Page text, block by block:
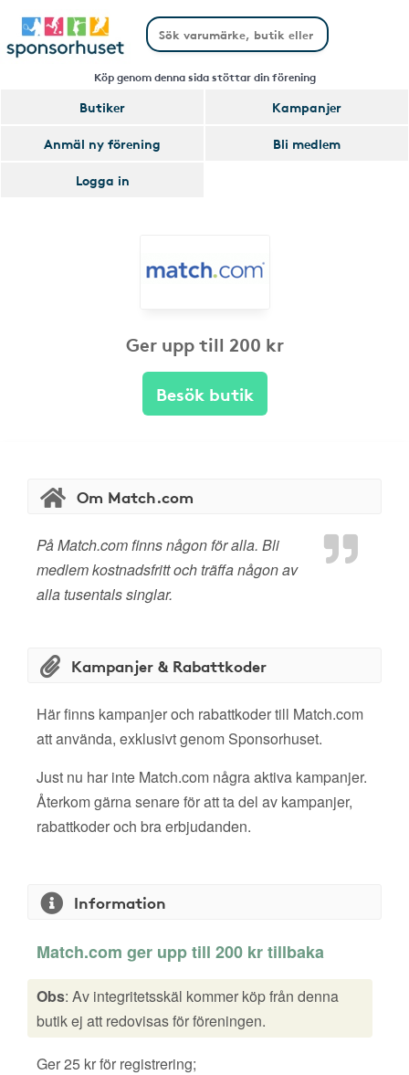
Köp genom denna sida stöttar din förening
Butiker
Kampanjer
Anmäl ny förening
Bli medlem
Logga in
Ger upp till 200 kr
Besök butik
Om Match.com
På Match.com finns någon för alla. Bli
medlem kostnadsfritt och träffa någon av
alla tusentals singlar.
Kampanjer & Rabattkoder
Här finns kampanjer och rabattkoder till Match.com
att använda, exklusivt genom Sponsorhuset.
Just nu har inte Match.com några aktiva kampanjer.
Återkom gärna senare för att ta del av kampanjer,
rabattkoder och bra erbjudanden.
Information
Match.com ger upp till 200 kr tillbaka
Obs: Av integritetsskäl kommer köp från denna
butik ej att redovisas för föreningen.
Ger 25 kr för registrering;